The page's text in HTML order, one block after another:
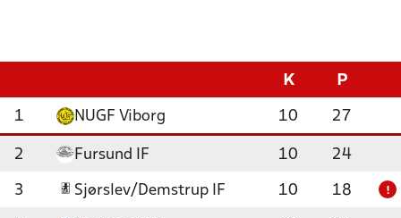
K P
1 NUGF Viborg 10 27
2 Fursund IF 10 24
3 Sjørslev/Demstrup IF 10 18 !